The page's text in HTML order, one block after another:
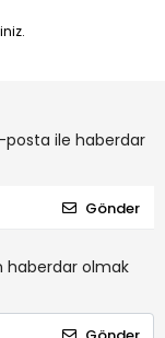
posta ile haberdar
Gönder
haberdar olmak